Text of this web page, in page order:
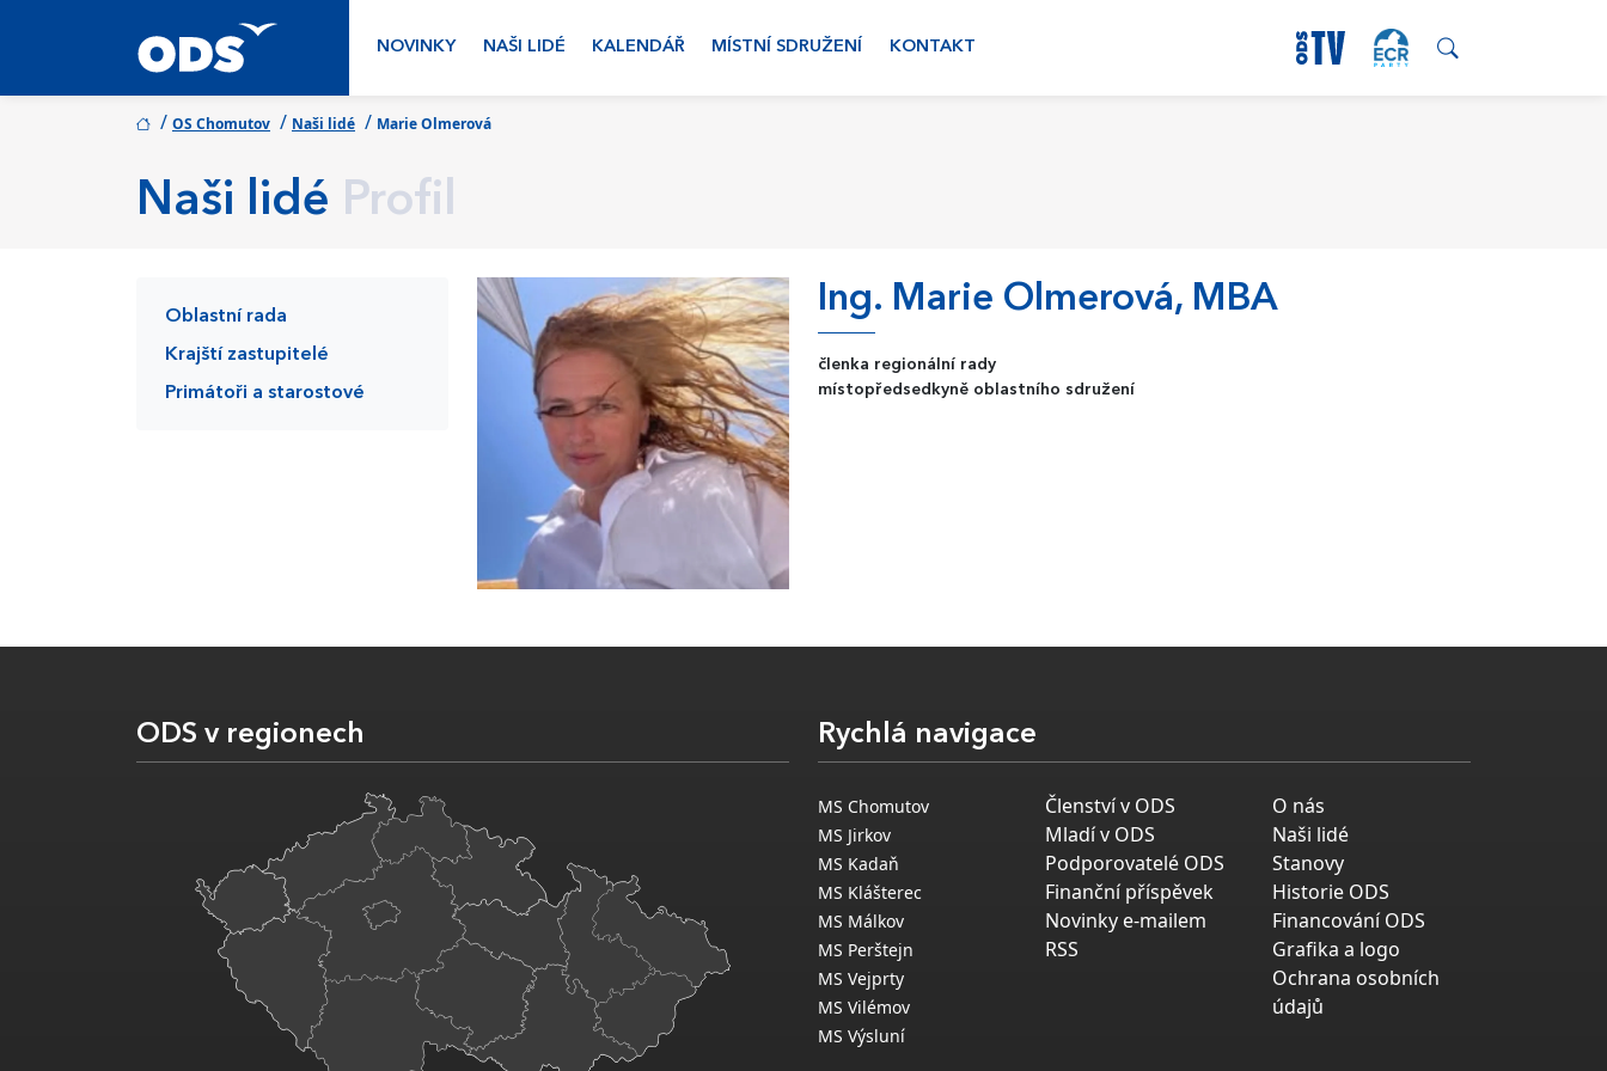
NOVINKY NAŠI LIDÉ KALENDÁŘ MÍSTNÍ SDRUŽENÍ KONTAKT
/ OS Chomutov / Naši lidé / Marie Olmerová
Naši lidé Profil
Oblastní rada
Krajští zastupitelé
Primátoři a starostové
Ing. Marie Olmerová, MBA
členka regionální rady
místopředsedkyně oblastního sdružení
ODS v regionech Rychlá navigace
MS Chomutov
MS Jirkov
MS Kadaň
MS Klášterec
MS Málkov
MS Perštejn
MS Vejprty
MS Vilémov
MS Výsluní
Členství v ODS
Mladí v ODS
Podporovatelé ODS
Finanční příspěvek
Novinky e-mailem
RSS
O nás
Naši lidé
Stanovy
Historie ODS
Financování ODS
Grafika a logo
Ochrana osobních
údajů